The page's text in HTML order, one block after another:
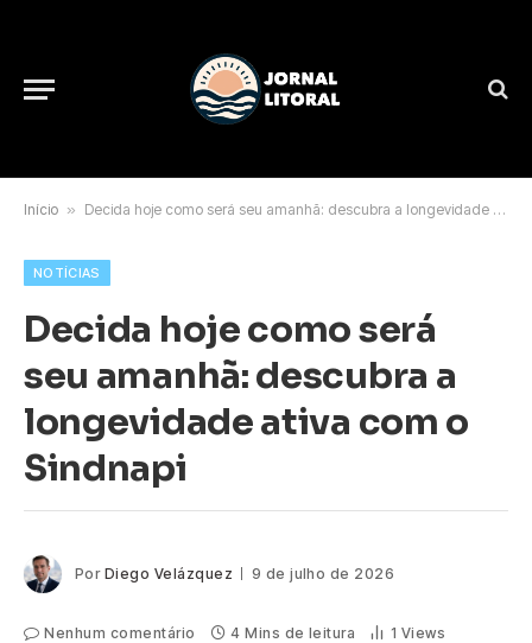
Início » Decida hoje como será seu amanhã: descubra a longevidade ativa com o Sindnapi
NOTÍCIAS
Decida hoje como será
seu amanhã: descubra a
longevidade ativa com o
Sindnapi
Por Diego Velázquez 9 de julho de 2026
Nenhum comentário 4 Mins de leitura 1 Views